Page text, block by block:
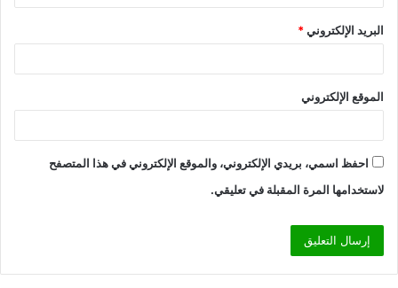
البريد الإلكتروني*
الموقع الإلكتروني
احفظ اسمي، بريدي الإلكتروني، والموقع الإلكتروني في هذا المتصفح
لاستخدامها المرة المقبلة في تعليقي.